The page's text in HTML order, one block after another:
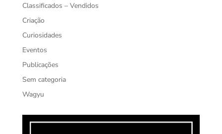
Classificados – Vendidos
Criação
Curiosidades
Eventos
Publicações
Sem categoria
Wagyu